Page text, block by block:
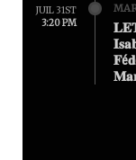
JUIL 31ST
3:20 PM